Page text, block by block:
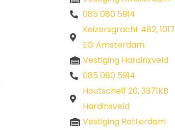
085 080 5914
Keizersgracht 482, 1017
EG Amsterdam
Vestiging Hardinxveld
085 080 5914
Houtschelf 20, 3371KB
Hardinxveld
Vestiging Rotterdam